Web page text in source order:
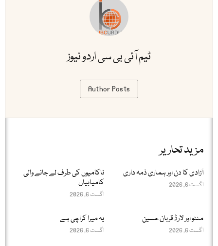
ٹیم آئی بی سی اردو نیوز
Author Posts
مزید تحاریر
آزادی کا دن اور ہماری ذمہ داری
اگست 6, 2026
ناکامیوں کی طرف لے جانے والی
کامیابیاں
اگست 6, 2026
منٹو اور لارڈ قربان حسین
اگست 6, 2026
یہ میرا کراچی ہے
اگست 6, 2026